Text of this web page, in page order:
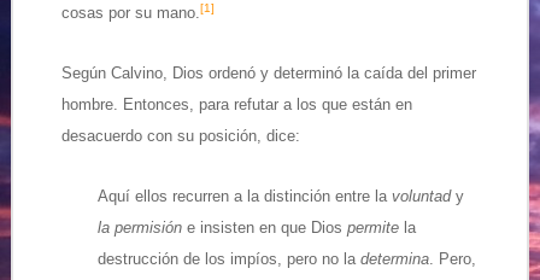
cosas por su mano.[1]
Según Calvino, Dios ordenó y determinó la caída del primer
hombre. Entonces, para refutar a los que están en
desacuerdo con su posición, dice:
Aquí ellos recurren a la distinción entre la voluntady
la permisióne insisten en que Dios permitela
destrucción de los impíos, pero no la determina. Pero,